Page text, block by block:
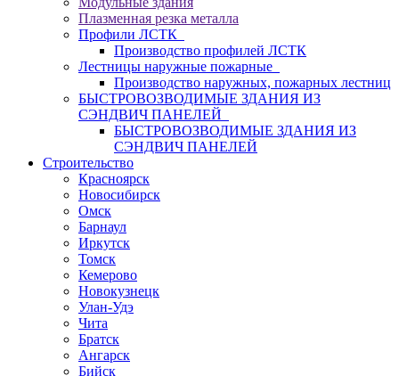
Плазменная резка металла
Профили ЛСТК
Производство профилей ЛСТК
Лестницы наружные пожарные
Производство наружных, пожарных лестниц
БЫСТРОВОЗВОДИМЫЕ ЗДАНИЯ ИЗ
СЭНДВИЧ ПАНЕЛЕЙ
БЫСТРОВОЗВОДИМЫЕ ЗДАНИЯ ИЗ
СЭНДВИЧ ПАНЕЛЕЙ
Строительство
Красноярск
Новосибирск
Омск
Барнаул
Иркутск
Томск
Кемерово
Новокузнецк
Улан-Удэ
Чита
Братск
Ангарск
Бийск